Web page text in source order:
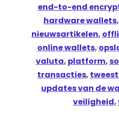
end-to-end
hardware wallets,
nieuwsartikelen,
online wallets,
valuta, platform,
transacties,
updates van de
veiligheid,